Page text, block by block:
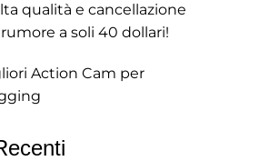
qualità e cancellazione
a soli 40 dollari!
Action Cam per